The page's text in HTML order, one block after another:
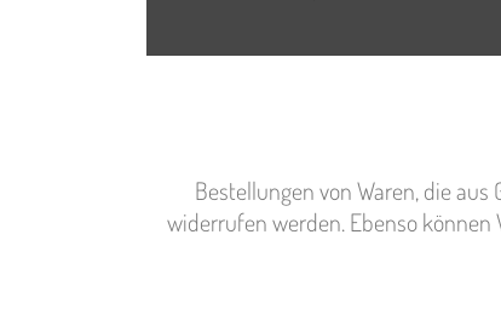
Bestellungenvon Waren, die
widerrufen werden. Ebensokönnen